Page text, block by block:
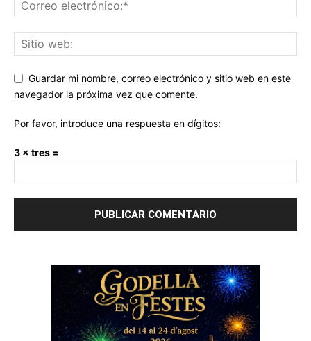
Guardar mi nombre, correo electrónico y sitio web en este
navegador la próxima vez que comente.
Por favor, introduce una respuesta en dígitos:
3 × tres =